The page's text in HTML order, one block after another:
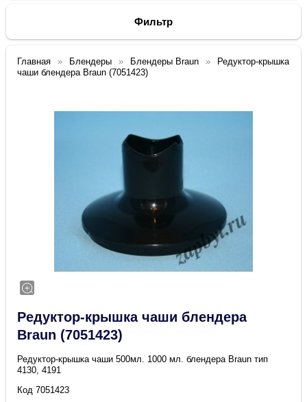
Фильтр
Главная Блендеры Блендеры Braun
Редуктор-крышка
чаши блендера Braun (7051423)
Редуктор-крышка чаши блендера
Braun (7051423)
Редуктор-крышка чаши 500мл. 1000 мл. блендера Braun тип
4130, 4191
Код 7051423